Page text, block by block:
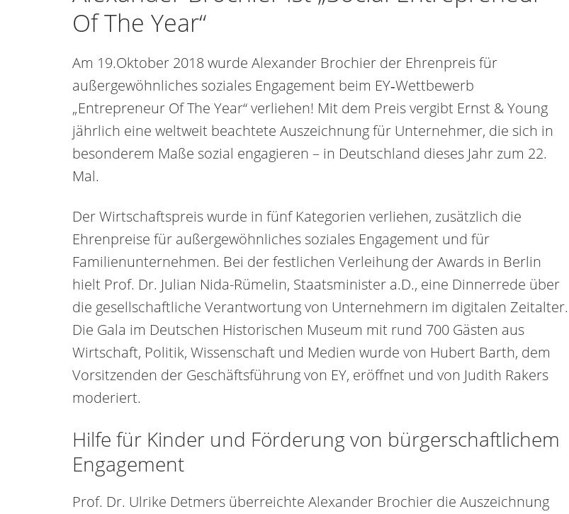
Of The Year“
Am 19.Oktober 2018 wurde Alexander Brochier der Ehrenpreis für
außergewöhnliches soziales Engagement beim EY‑Wettbewerb
„Entrepreneur Of The Year“ verliehen! Mit dem Preis vergibt Ernst & Young
jährlich eine weltweit beachtete Auszeichnung für Unternehmer, die sich in
besonderem Maße sozial engagieren – in Deutschland dieses Jahr zum 22.
Mal.
Der Wirtschaftspreis wurde in fünf Kategorien verliehen, zusätzlich die
Ehrenpreise für außergewöhnliches soziales Engagement und für
Familienunternehmen. Bei der festlichen Verleihung der Awards in Berlin
hielt Prof. Dr. Julian Nida-Rümelin, Staatsminister a.D., eine Dinnerrede über
die gesellschaftliche Verantwortung von Unternehmern im digitalen Zeitalter.
Die Gala im Deutschen Historischen Museum mit rund 700 Gästen aus
Wirtschaft, Politik, Wissenschaft und Medien wurde von Hubert Barth, dem
Vorsitzenden der Geschäftsführung von EY, eröffnet und von Judith Rakers
moderiert.
Hilfe für Kinder und Förderung von bürgerschaftlichem
Engagement
Prof. Dr. Ulrike Detmers überreichte Alexander Brochier die Auszeichnung